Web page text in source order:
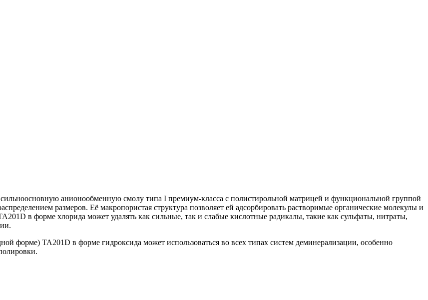
анионообменную смолу типа I премиум-класса с полистирольной матрицей и функциональной группой
размеров. Её макропористая структура позволяет ей адсорбировать растворимые органические молекулы и
в форме хлорида может удалять как сильные, так и слабые кислотные радикалы, такие как сульфаты, нитраты,
форме) TA201D в форме гидроксида может использоваться во всех типах систем деминерализации, особенно